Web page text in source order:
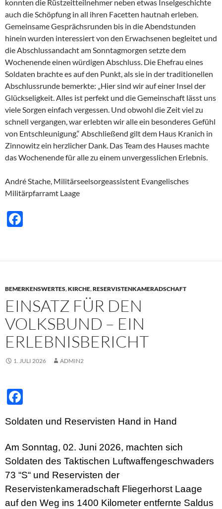
konnten die Rüstzeitteilnehmer neben etwas Inselgeschichte
auch die Schöpfung in all ihren Facetten hautnah erleben.
Gemeinsame Gesprächsrunden bis in die Abendstunden
hinein wurden interessiert von den Erwachsenen begleitet und
die Abschlussandacht am Sonntagmorgen setzte dem
Wochenende einen würdigen Abschluss. Die Ehefrau eines
Soldaten brachte es auf den Punkt, als sie in der traditionellen
Abschlussrunde bemerkte: „Hier sind wir auf einer Insel der
Glückseligkeit. Alles ist perfekt und die Gemeinschaft lässt uns
viele Sorgen einfach vergessen. Und obwohl die Zeit viel zu
schnell vergangen, war erlebten wir alle ein besonderes Gefühl
von Entschleunigung.“ Abschließend gilt dem Haus Kranich in
Zinnowitz ein herzlicher Dank. Das Team des Hauses machte
das Wochenende für alle zu einem unvergesslichen Erlebnis.
André Stache, Militärseelsorgeassistent Evangelisches
Militärpfarramt Laage
b
o
o
k
BEMERKENSWERTES,KIRCHE,RESERVISTENKAMERADSCHAFT
EINSATZ FÜR DEN
VOLKSBUND – EIN
ERLEBNISBERICHT
1. JULI 2026 ADMIN2
ac
e
b
o
o
k
Soldaten und Reservisten Hand in Hand
Am Sonntag, 02. Juni 2026, machten sich
Soldaten des Taktischen Luftwaffengeschwaders
73 “S“ und Reservisten der
Reservistenkameradschaft Fliegerhorst Laage
auf den Weg ins 1400 Kilometer entfernte Saldus